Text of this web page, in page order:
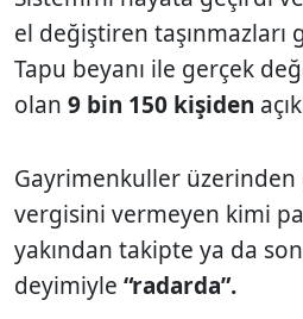
el değiştiren taşınmazları
Tapu beyanı ile gerçek
olan 9 bin 150 kişiden
Gayrimenkuller
vergisini vermeyen kimi
yakından takipte ya da
deyimiyle “radarda”.